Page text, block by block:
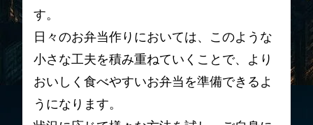
す。
日々のお弁当作りにおいては、このような
小さな工夫を積み重ねていくことで、より
おいしく食べやすいお弁当を準備できるよ
うになります。